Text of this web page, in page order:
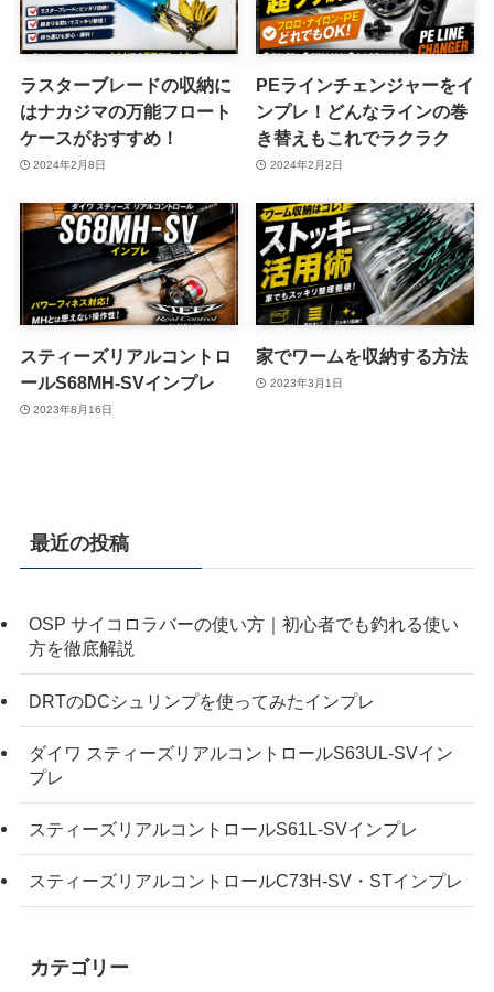
ラスターブレードの収納に
はナカジマの万能フロート
ケースがおすすめ！
2024年2月8日
PEラインチェンジャーをイ
ンプレ！どんなラインの巻
き替えもこれでラクラク
2024年2月2日
スティーズリアルコントロ
ールS68MH-SVインプレ
2023年8月16日
家でワームを収納する方法
2023年3月1日
最近の投稿
OSP サイコロラバーの使い方｜初心者でも釣れる使い
方を徹底解説
DRTのDCシュリンプを使ってみたインプレ
ダイワ スティーズリアルコントロールS63UL-SVイン
プレ
スティーズリアルコントロールS61L-SVインプレ
スティーズリアルコントロールC73H-SV・STインプレ
カテゴリー